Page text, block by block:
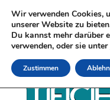
Wir verwenden Cookies,
unserer Website zu
Du kannst mehr darüber
verwenden, oder sie unter
Zustimmen